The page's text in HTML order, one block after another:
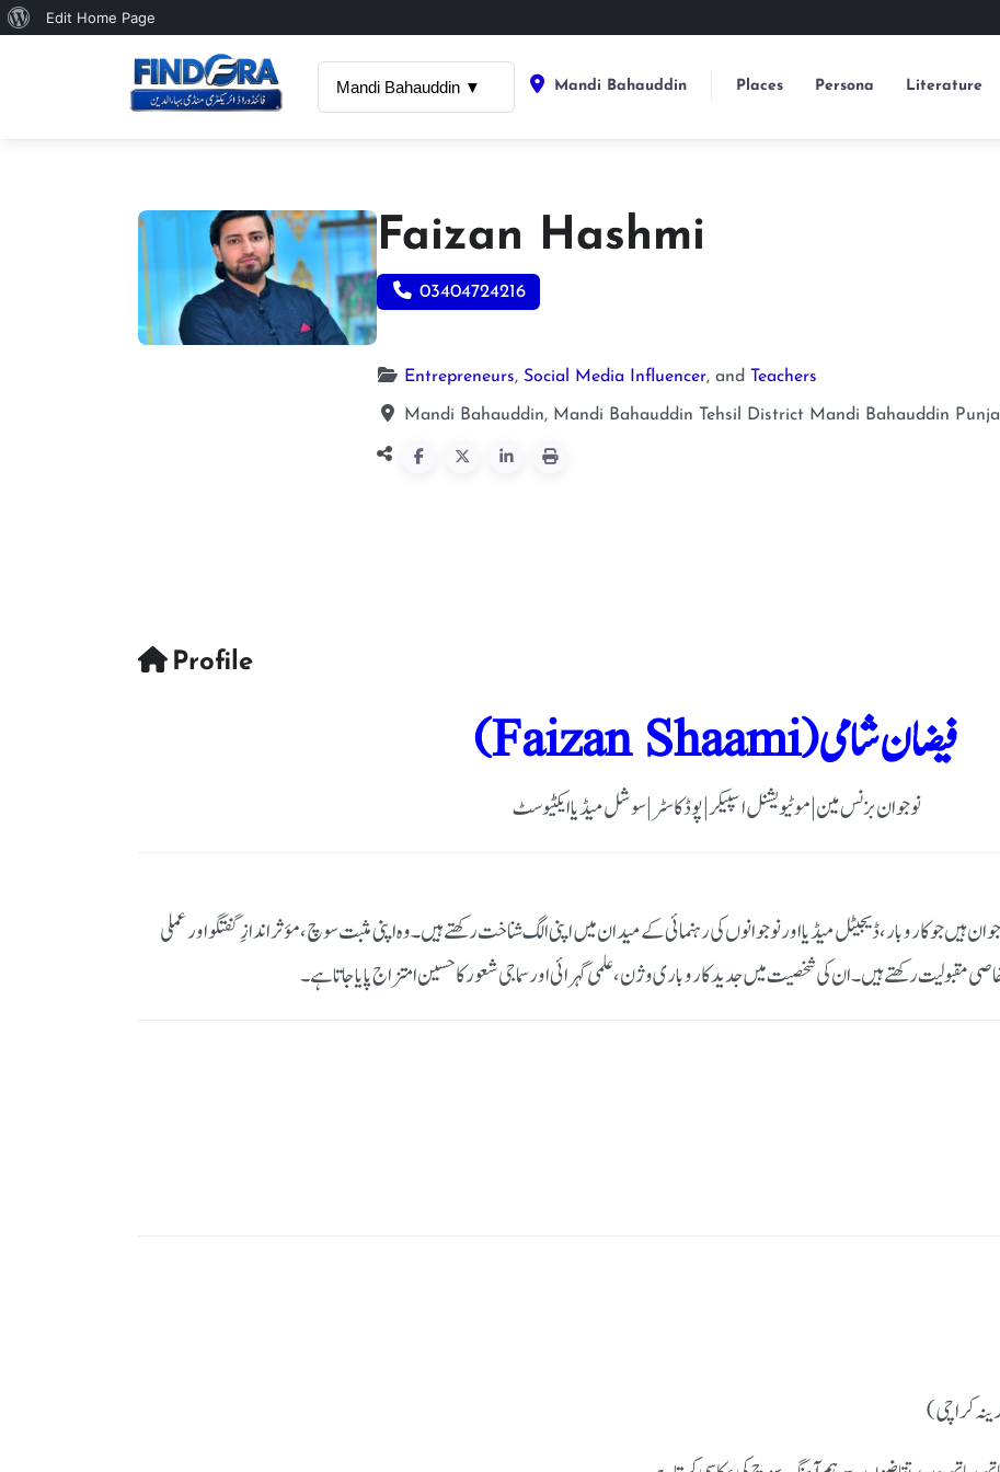
About
Edit Home Page
Mandi Bahauddin ▼ Mandi Bahauddin Places Persona Literature
Faizan Hashmi
03404724216
Entrepreneurs, Social Media Influencer, and Teachers
Mandi Bahauddin, Mandi Bahauddin Tehsil District Mandi Bahauddin
Profile
فیضان شامی (Faizan Shaami)
نوجوان بزنس مین | موٹیویشنل اسپیکر | پوڈکاسٹر | سوشل میڈیا ایکٹیوسٹ
جو کاروبار، ڈیجیٹل میڈیا اور نوجوانوں کی رہنمائی کے میدان میں اپنی الگ شناخت رکھتے ہیں۔ وہ اپنی مثبت سوچ، مؤثر اندازِ گفتگو اور عملی
مقبولیت رکھتے ہیں۔ ان کی شخصیت میں جدید کاروباری وژن، علمی گہرائی اور سماجی شعور کا حسین امتزاج پایا جاتا ہے۔
کراچی)